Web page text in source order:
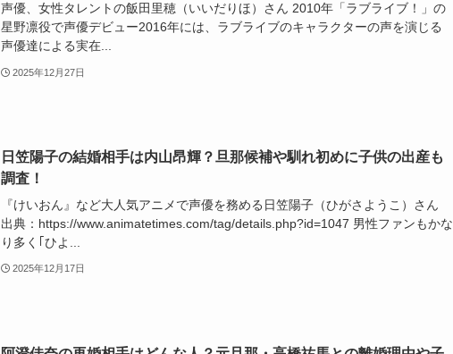
声優、女性タレントの飯田里穂（いいだりほ）さん 2010年「ラブライブ！」の
星野凛役で声優デビュー2016年には、ラブライブのキャラクターの声を演じる
声優達による実在...
2025年12月27日
日笠陽子の結婚相手は内山昂輝？旦那候補や馴れ初めに子供の出産も
調査！
『けいおん』など大人気アニメで声優を務める日笠陽子（ひがさようこ）さん
出典：https://www.animatetimes.com/tag/details.php?id=1047 男性ファンもかな
り多く｢ひよ...
2025年12月17日